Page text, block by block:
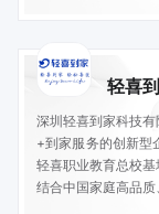
轻喜
深圳轻喜到家科技
+到家服务的创新型
轻喜职业教育总校
结合中国家庭高品
平台。为中国家庭